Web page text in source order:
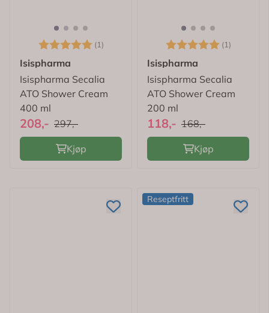
Karakter: (1)
5.0 av 5 mulige
Isispharma
Isispharma Secalia
ATO Shower Cream
400 ml
208,- 297,-
Kjøp
Karakter: (1)
Isispharma
Isispharma Secalia
ATO Shower Cream
200 ml
118,- 168,-
Kjøp
Reseptfritt